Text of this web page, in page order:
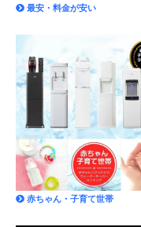
最安・料金が安い
赤ちゃん・子育て世帯